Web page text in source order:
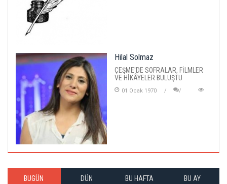
Hilal Solmaz
ÇEŞME'DE SOFRALAR, FİLMLER
VE HİKÂYELER BULUŞTU
01 Ocak 1970
BUGÜN DÜN BU HAFTA BU AY